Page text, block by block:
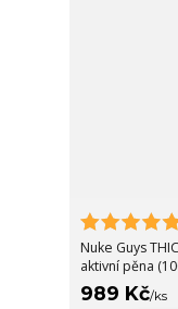
Nuke Guys
aktivní pěna
989 Kč/ks